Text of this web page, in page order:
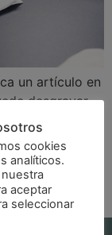
un artículo en
desgravar
Este grupo
ciertas
El saber
puede
[…]
cookies
analíticos.
aceptar
seleccionar